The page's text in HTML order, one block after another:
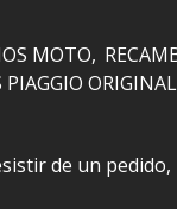
MOTO
PIAGGIO
de un pedido